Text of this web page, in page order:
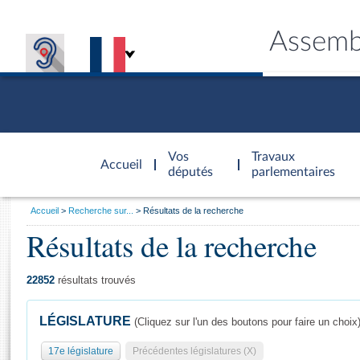
Accueil
d'accueil
Vos
députés
Travaux
parlementaires
Général
Vous
Accueil Recherche sur... Résultats de la recherche
Résultats de la recherche
22852 résultats trouvés
LÉGISLATURE (Cliquez sur l'un des boutons pour faire un choix)
17e législature Précédentes législatures (X)